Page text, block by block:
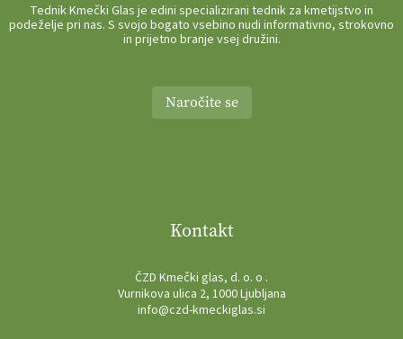
Tednik Kmečki Glas je edini specializirani tednik za kmetijstvo in
podeželje pri nas. S svojo bogato vsebino nudi informativno, strokovno
in prijetno branje vsej družini.
Naročite se
Kontakt
ČZD Kmečki glas, d. o. o .
Vurnikova ulica 2, 1000 Ljubljana
info@czd-kmeckiglas.si